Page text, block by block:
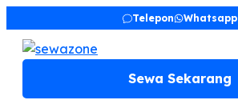
content
Telepon Whatsapp
Sewa Sekarang